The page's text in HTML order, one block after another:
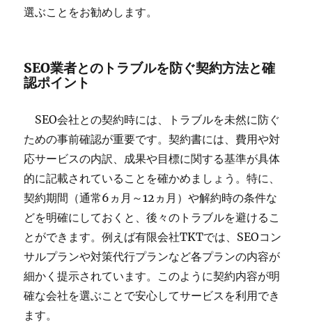
選ぶことをお勧めします。
SEO業者とのトラブルを防ぐ契約方法と確
認ポイント
SEO会社との契約時には、トラブルを未然に防ぐ
ための事前確認が重要です。契約書には、費用や対
応サービスの内訳、成果や目標に関する基準が具体
的に記載されていることを確かめましょう。特に、
契約期間（通常6ヵ月～12ヵ月）や解約時の条件な
どを明確にしておくと、後々のトラブルを避けるこ
とができます。例えば有限会社TKTでは、SEOコン
サルプランや対策代行プランなど各プランの内容が
細かく提示されています。このように契約内容が明
確な会社を選ぶことで安心してサービスを利用でき
ます。